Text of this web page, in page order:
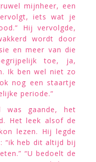
mijnheer, een
iets wat je
Hij vervolgde,
wordt door
en meer van die
toe, ja,
Ik ben wel niet zo
nog een staartje
periode.”
was gaande, het
Het leek alsof de
lezen. Hij legde
“ik heb dit altijd bij
“U bedoelt de